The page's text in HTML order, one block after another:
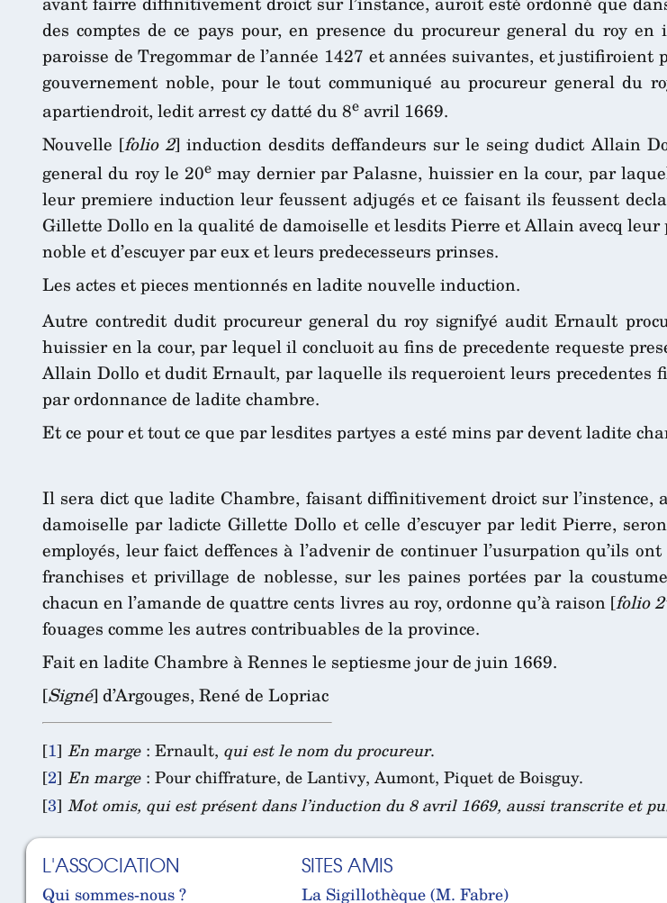
des comptes de ce pays pour, en presence du procureur general du roy
paroisse de Tregommar de l’année 1427 et années suivantes, et
gouvernement noble, pour le tout communiqué au procureur general du
apartiendroit, ledit arrest cy datté du 8e avril 1669.
Nouvelle [folio 2] induction desdits deffandeurs sur le seing dudict Allain
general du roy le 20e may dernier par Palasne, huissier en la cour, par
leur premiere induction leur feussent adjugés et ce faisant ils feussent
Gillette Dollo en la qualité de damoiselle et lesdits Pierre et Allain avecq
noble et d’escuyer par eux et leurs predecesseurs prinses.
Les actes et pieces mentionnés en ladite nouvelle induction.
Autre contredit dudit procureur general du roy signifyé audit Ernault
huissier en la cour, par lequel il concluoit au fins de precedente requeste
Allain Dollo et dudit Ernault, par laquelle ils requeroient leurs precedentes
par ordonnance de ladite chambre.
Et ce pour et tout ce que par lesdites partyes a esté mins par devent ladite
Il sera dict que ladite Chambre, faisant diffinitivement droict sur l’instence,
damoiselle par ladicte Gillette Dollo et celle d’escuyer par ledit Pierre,
employés, leur faict deffences à l’advenir de continuer l’usurpation qu’ils
franchises et privillage de noblesse, sur les paines portées par la
chacun en l’amande de quattre cents livres au roy, ordonne qu’à raison [folio
fouages comme les autres contribuables de la province.
Fait en ladite Chambre à Rennes le septiesme jour de juin 1669.
[Signé] d’Argouges, René de Lopriac
[1] En marge: Ernault, qui est le nom du procureur.
[2] En marge: Pour chiffrature, de Lantivy, Aumont, Piquet de Boisguy.
[3] Mot omis, qui est présent dans l’induction du 8 avril 1669, aussi transcrite et
L'ASSOCIATION
Qui sommes-nous ?
SITES AMIS
La Sigillothèque (M. Fabre)